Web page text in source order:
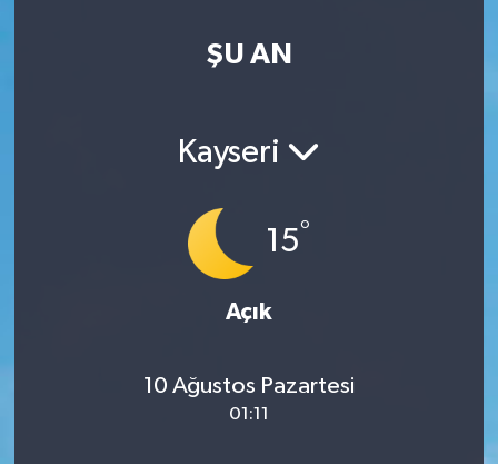
ŞU AN
Kayseri
15°
Açık
10 Ağustos Pazartesi
01:11